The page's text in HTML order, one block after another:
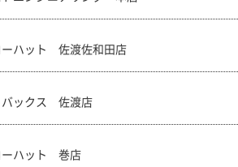
ーハット 佐渡佐和田店
バックス 佐渡店
ーハット 巻店